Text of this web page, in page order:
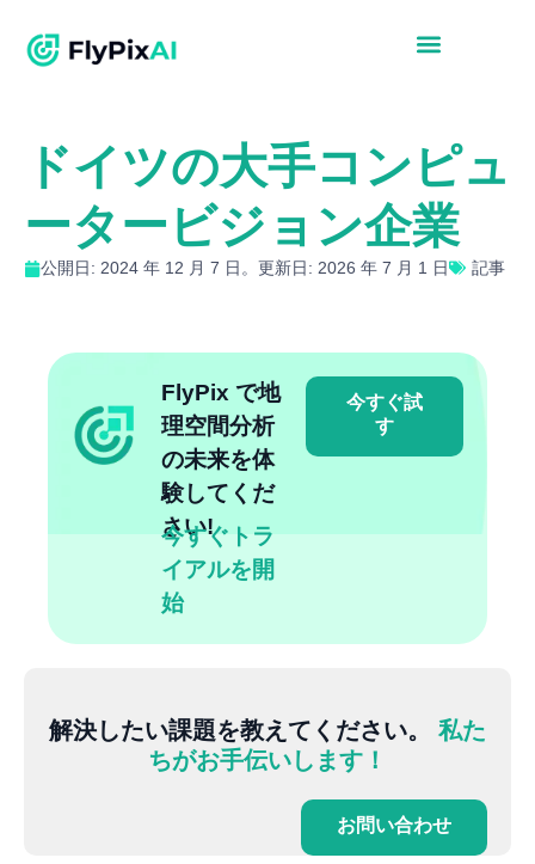
ドイツの大手コンピュ
ータービジョン企業
公開日: 2024 年 12 月 7 日。更新日: 2026 年 7 月 1 日 記事
FlyPix で地
理空間分析
の未来を体
験してくだ
さい!
今すぐトラ
イアルを開
始
今すぐ試
す
解決したい課題を教えてください。 私た
ちがお手伝いします！
お問い合わせ